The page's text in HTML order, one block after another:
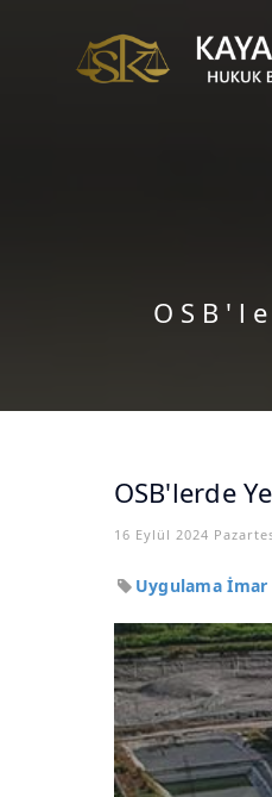
OSB'lerde
16 Eylül 2024
Uygulama İmar